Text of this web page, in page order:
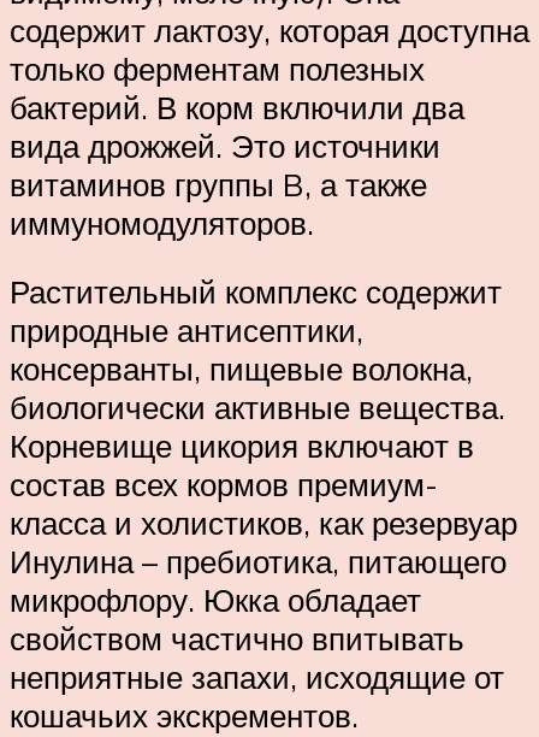
содержит лактозу, которая доступна
только ферментам полезных
бактерий. В корм включили два
вида дрожжей. Это источники
витаминов группы B, а также
иммуномодуляторов.
Растительный комплекс содержит
природные антисептики,
консерванты, пищевые волокна,
биологически активные вещества.
Корневище цикория включают в
состав всех кормов премиум-
класса и холистиков, как резервуар
Инулина – пребиотика, питающего
микрофлору. Юкка обладает
свойством частично впитывать
неприятные запахи, исходящие от
кошачьих экскрементов.